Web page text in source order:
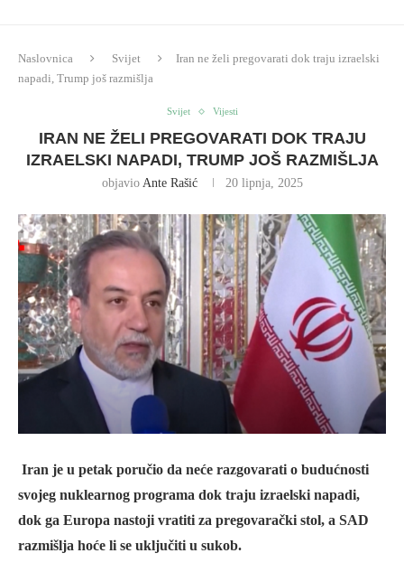
Naslovnica Svijet
Iran ne želi pregovarati dok traju izraelski
napadi, Trump još razmišlja
Svijet Vijesti
IRAN NE ŽELI PREGOVARATI DOK TRAJU
IZRAELSKI NAPADI, TRUMP JOŠ RAZMIŠLJA
objavio Ante Rašić 20 lipnja, 2025
Iran je u petak poručio da neće razgovarati o budućnosti
svojeg nuklearnog programa dok traju izraelski napadi,
dok ga Europa nastoji vratiti za pregovarački stol, a SAD
razmišlja hoće li se uključiti u sukob.